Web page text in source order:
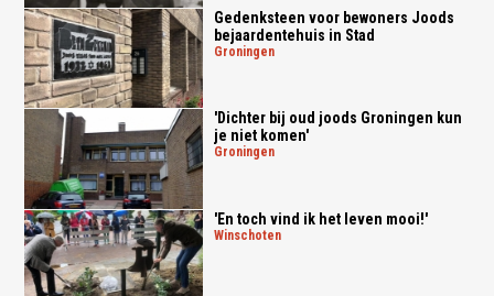
Gedenksteen voor bewoners Joods
bejaardentehuis in Stad
groningen
'Dichter bij oud joods Groningen kun
je niet komen'
groningen
'En toch vind ik het leven mooi!'
winschoten